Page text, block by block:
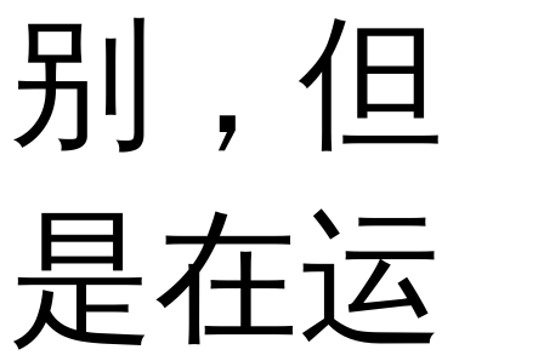
别，但
是在运